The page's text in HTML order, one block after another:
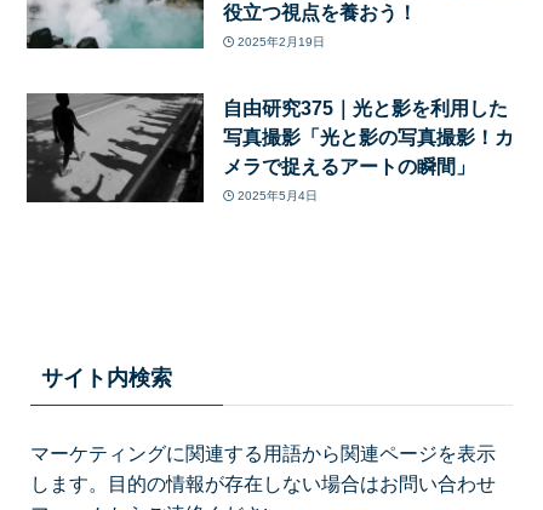
役立つ視点を養おう！
2025年2月19日
自由研究375｜光と影を利用した
写真撮影「光と影の写真撮影！カ
メラで捉えるアートの瞬間」
2025年5月4日
サイト内検索
マーケティングに関連する用語から関連ページを表示
します。目的の情報が存在しない場合はお問い合わせ